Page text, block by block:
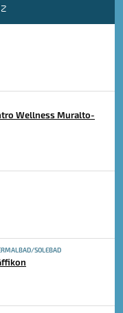
Wellness Muralto-
SOLEBAD